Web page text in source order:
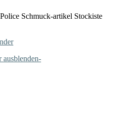
Schmuck-artikel Stockiste
ausblenden-